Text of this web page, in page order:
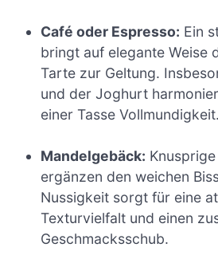
Café oder Espresso: Ein
bringt auf elegante Weise
Tarte zur Geltung.
und der Joghurt
einer Tasse Vollmundigkeit.
Mandelgebäck:
ergänzen den weichen
Nussigkeit sorgt für eine
Texturvielfalt und einen
Geschmacksschub.